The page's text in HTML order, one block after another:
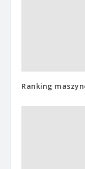
Ranking